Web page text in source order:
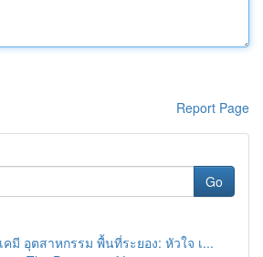
Report Page
Go
คมี อุตสาหกรรม พื้นที่ระยอง: หัวใจ เ...